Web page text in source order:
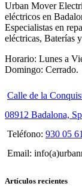
Urban Mover
eléctricos en
Especialistas en
eléctricas, Baterías
Horario: Lunes a
Domingo: Cerrado.
Calle de la
08912 Badalona,
Teléfono: 930 05
Email:
Artículos recientes